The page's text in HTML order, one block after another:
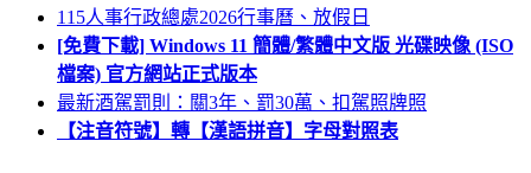
115人事行政總處2026行事曆、放假日
[免費下載] Windows 11 簡體/繁體中文版 光碟映像 (ISO
檔案) 官方網站正式版本
最新酒駕罰則：關3年、罰30萬、扣駕照牌照
【注音符號】轉【漢語拼音】字母對照表